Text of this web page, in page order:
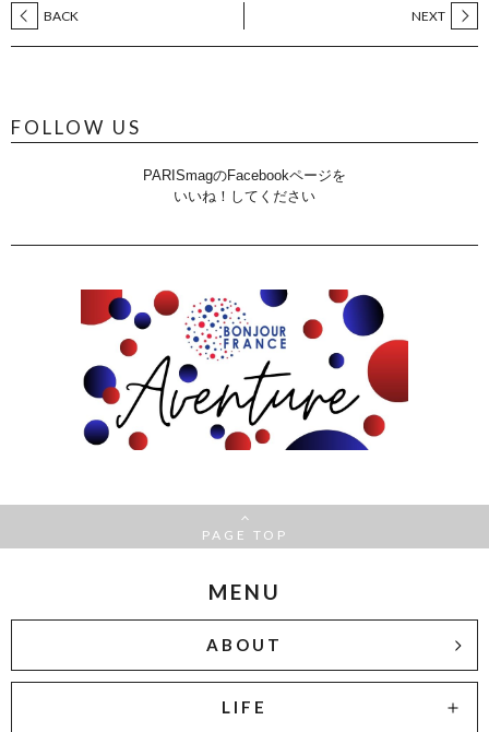
BACK NEXT
FOLLOW US
PARISmagのFacebookページを
いいね！してください
PAGE TOP
MENU
ABOUT
LIFE